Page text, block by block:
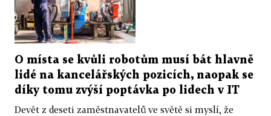
O místa se kvůli robotům musí bát hlavně
lidé na kancelářských pozicích, naopak se
díky tomu zvýší poptávka po lidech v IT
Devět z deseti zaměstnavatelů ve světě si myslí, že